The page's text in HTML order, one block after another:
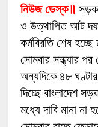
নিউজ ডেস্ক॥ সড়ক
ও উত্থাপিত আট
কর্মবিরতি শেষ
সোমবার সন্ধ্যার
অন্যদিকে ৪৮
দিচ্ছে বাংলাদেশ
মধ্যে দাবি মানা না